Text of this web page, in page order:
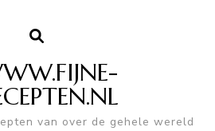
van over de gehele wereld